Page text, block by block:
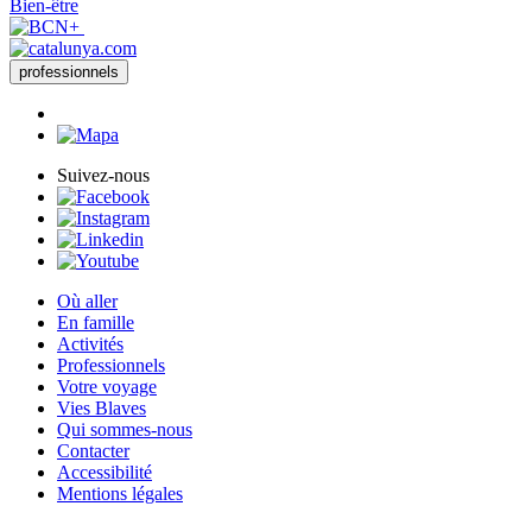
Bien-être
professionnels
Suivez-nous
Où aller
En famille
Activités
Professionnels
Votre voyage
Vies Blaves
Qui sommes-nous
Contacter
Accessibilité
Mentions légales